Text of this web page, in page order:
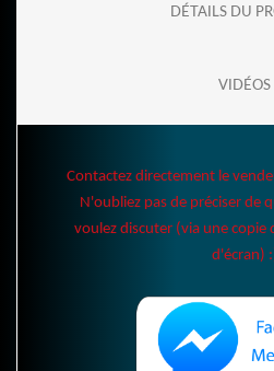
DÉTAILS DU
VIDÉOS
Contactez directement le
N'oubliez pas de préciser de
voulez discuter (via une copie
d'écran)